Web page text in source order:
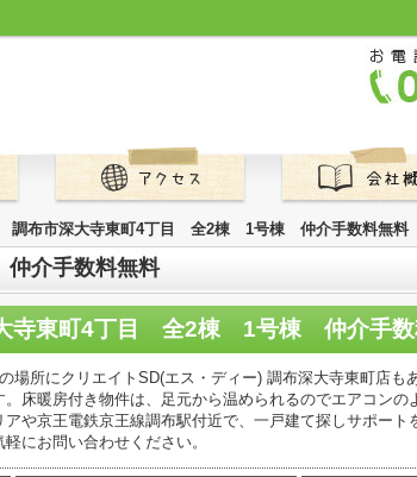
調布市深大寺東町4丁目 全2棟 1号棟 仲介手数料無料
介手数料無料
寺東町4丁目 全2棟 1号棟 仲介手数
場所にクリエイトSD(エス・ディー) 調布深大寺東町店も
。床暖房付き物件は、足元から温められるのでエアコン
アや京王電鉄京王線調布駅付近で、一戸建て探しサポー
にお問い合わせください。